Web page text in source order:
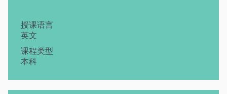
授课语言
英文
课程类型
本科